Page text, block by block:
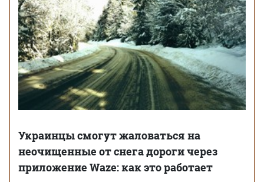
Украинцы смогут жаловаться на
неочищенные от снега дороги через
приложение Waze: как это работает